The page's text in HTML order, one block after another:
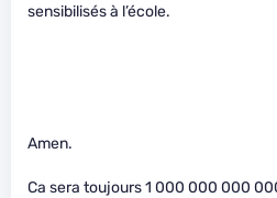
sensibilisés à l’école.
Amen.
Ca sera toujours 1 000 000 000